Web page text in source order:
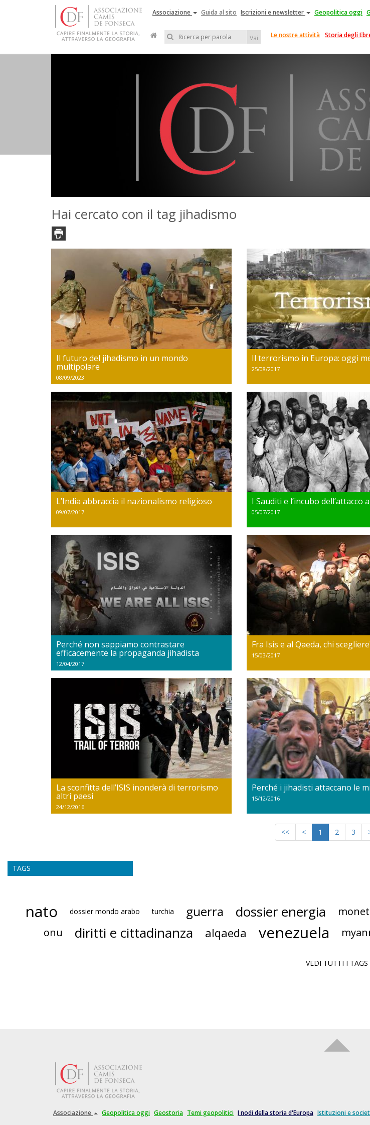
Associazione Guida al sito Iscrizioni e newsletter Geopolitica oggi
Vai Le nostre attività Storia degli
Hai cercato con il tag jihadismo
Il futuro del jihadismo in un mondo
multipolare
08/09/2023
Il terrorismo in Europa: oggi
25/08/2017
L’India abbraccia il nazionalismo religioso
09/07/2017
I Sauditi e l’incubo dell’attacco
05/07/2017
Perché non sappiamo contrastare
efficacemente la propaganda jihadista
12/04/2017
Fra Isis e al Qaeda, chi
15/03/2017
La sconfitta dell’ISIS inonderà di terrorismo
altri paesi
24/12/2016
Perché i jihadisti attaccano le
15/12/2016
<< < 1 2 3
TAGS
nato dossier mondo arabo turchia guerra dossier energia
onu diritti e cittadinanza alqaeda venezuela
VEDI TUTTI I TAGS
Associazione Geopolitica oggi Geostoria Temi geopolitici I nodi della storia d'Europa Istituzioni e